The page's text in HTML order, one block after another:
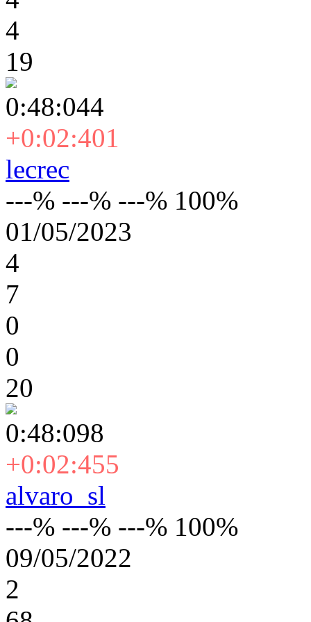
4
19
0:48:044
+0:02:401
lecrec
---% ---% ---% 100%
01/05/2023
4
7
0
0
20
0:48:098
+0:02:455
alvaro_sl
---% ---% ---% 100%
09/05/2022
2